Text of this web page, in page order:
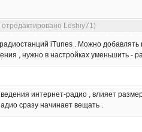
Leshiy71)
iTunes . Можно
, нужно в настройках уменьшить -
интернет-радио , влияет
сразу начинает вещать .